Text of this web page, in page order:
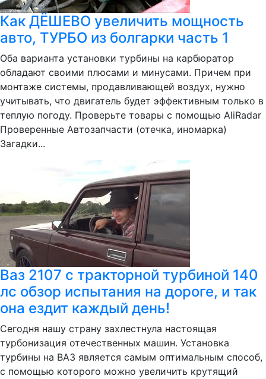
Как ДЁШЕВО увеличить мощность
авто, ТУРБО из болгарки часть 1
Оба варианта установки турбины на карбюратор
обладают своими плюсами и минусами. Причем при
монтаже системы, продавливающей воздух, нужно
учитывать, что двигатель будет эффективным только в
теплую погоду. Проверьте товары с помощью AliRadar
Проверенные Автозапчасти (отечка, иномарка)
Загадки...
Ваз 2107 с тракторной турбиной 140
лс обзор испытания на дороге, и так
она ездит каждый день!
Сегодня нашу страну захлестнула настоящая
турбонизация отечественных машин. Установка
турбины на ВАЗ является самым оптимальным способ,
с помощью которого можно увеличить крутящий